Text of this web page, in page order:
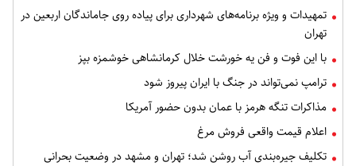
تمهیدات و ویژه برنامه‌های شهرداری برای پیاده روی جاماندگان اربعین در
تهران
با این فوت و فن یه خورشت خلال کرمانشاهی خوشمزه بپز
ترامپ نمی‌تواند در جنگ با ایران پیروز شود
مذاکرات تنگه هرمز با عمان بدون حضور آمریکا
اعلام قیمت واقعی فروش مرغ
تکلیف جیره‌بندی آب روشن شد؛ تهران و مشهد در وضعیت بحرانی